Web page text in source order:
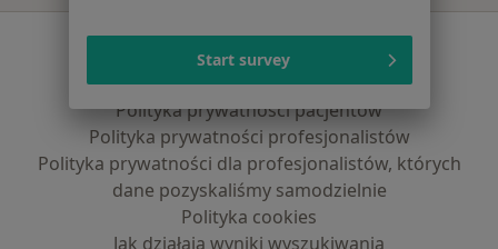
Serwis
Regulamin
Polityka prywatności pacjentów
Polityka prywatności profesjonalistów
Polityka prywatności dla profesjonalistów, których
dane pozyskaliśmy samodzielnie
Polityka cookies
Jak działają wyniki wyszukiwania
Start survey